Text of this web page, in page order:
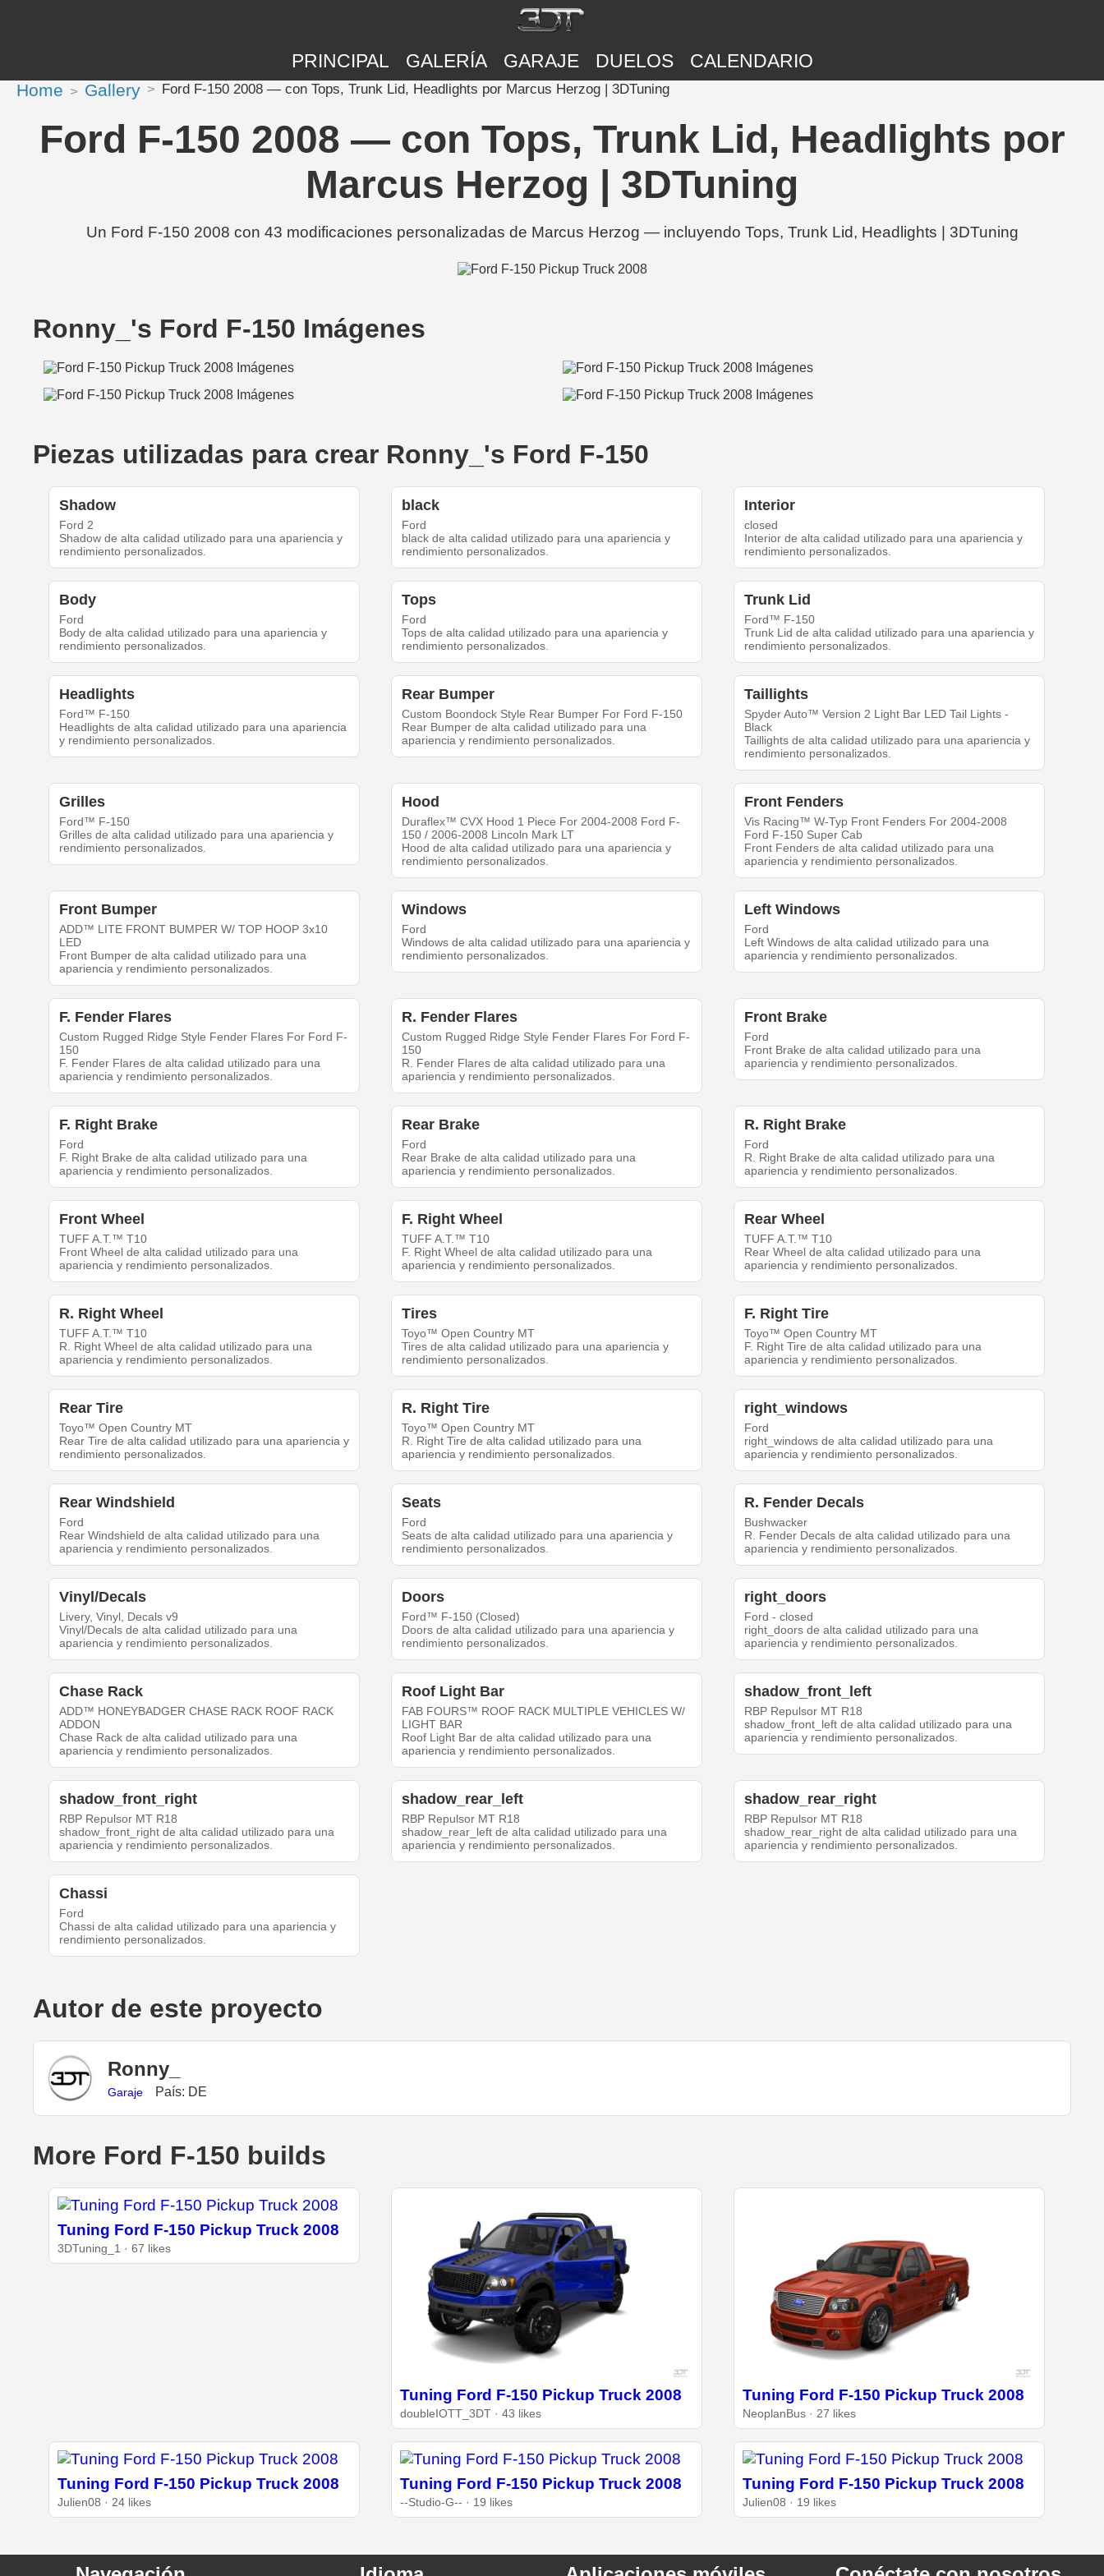
PRINCIPAL GALERÍA GARAJE DUELOS CALENDARIO
Home Gallery Ford F-150 2008 — con Tops, Trunk Lid, Headlights por Marcus Herzog | 3DTuning
Ford F-150 2008 — con Tops, Trunk Lid, Headlights por
Marcus Herzog | 3DTuning
Un Ford F-150 2008 con 43 modificaciones personalizadas de Marcus Herzog — incluyendo Tops, Trunk Lid, Headlights | 3DTuning
Ronny_'s Ford F-150 Imágenes
Piezas utilizadas para crear Ronny_'s Ford F-150
Shadow
Ford 2
Shadow de alta calidad utilizado para una apariencia y
rendimiento personalizados.
black
Ford
black de alta calidad utilizado para una apariencia y
rendimiento personalizados.
Interior
closed
Interior de alta calidad utilizado para una apariencia y
rendimiento personalizados.
Body
Ford
Body de alta calidad utilizado para una apariencia y
rendimiento personalizados.
Tops
Ford
Tops de alta calidad utilizado para una apariencia y
rendimiento personalizados.
Trunk Lid
Ford™ F-150
Trunk Lid de alta calidad utilizado para una apariencia y
rendimiento personalizados.
Headlights
Ford™ F-150
Headlights de alta calidad utilizado para una apariencia
y rendimiento personalizados.
Rear Bumper
Custom Boondock Style Rear Bumper For Ford F-150
Rear Bumper de alta calidad utilizado para una
apariencia y rendimiento personalizados.
Taillights
Spyder Auto™ Version 2 Light Bar LED Tail Lights -
Black
Taillights de alta calidad utilizado para una apariencia y
rendimiento personalizados.
Grilles
Ford™ F-150
Grilles de alta calidad utilizado para una apariencia y
rendimiento personalizados.
Hood
Duraflex™ CVX Hood 1 Piece For 2004-2008 Ford F-
150 / 2006-2008 Lincoln Mark LT
Hood de alta calidad utilizado para una apariencia y
rendimiento personalizados.
Front Fenders
Vis Racing™ W-Typ Front Fenders For 2004-2008
Ford F-150 Super Cab
Front Fenders de alta calidad utilizado para una
apariencia y rendimiento personalizados.
Front Bumper
ADD™ LITE FRONT BUMPER W/ TOP HOOP 3x10
LED
Front Bumper de alta calidad utilizado para una
apariencia y rendimiento personalizados.
Windows
Ford
Windows de alta calidad utilizado para una apariencia y
rendimiento personalizados.
Left Windows
Ford
Left Windows de alta calidad utilizado para una
apariencia y rendimiento personalizados.
F. Fender Flares
Custom Rugged Ridge Style Fender Flares For Ford F-
150
F. Fender Flares de alta calidad utilizado para una
apariencia y rendimiento personalizados.
R. Fender Flares
Custom Rugged Ridge Style Fender Flares For Ford F-
150
R. Fender Flares de alta calidad utilizado para una
apariencia y rendimiento personalizados.
Front Brake
Ford
Front Brake de alta calidad utilizado para una
apariencia y rendimiento personalizados.
F. Right Brake
Ford
F. Right Brake de alta calidad utilizado para una
apariencia y rendimiento personalizados.
Rear Brake
Ford
Rear Brake de alta calidad utilizado para una
apariencia y rendimiento personalizados.
R. Right Brake
Ford
R. Right Brake de alta calidad utilizado para una
apariencia y rendimiento personalizados.
Front Wheel
TUFF A.T.™ T10
Front Wheel de alta calidad utilizado para una
apariencia y rendimiento personalizados.
F. Right Wheel
TUFF A.T.™ T10
F. Right Wheel de alta calidad utilizado para una
apariencia y rendimiento personalizados.
Rear Wheel
TUFF A.T.™ T10
Rear Wheel de alta calidad utilizado para una
apariencia y rendimiento personalizados.
R. Right Wheel
TUFF A.T.™ T10
R. Right Wheel de alta calidad utilizado para una
apariencia y rendimiento personalizados.
Tires
Toyo™ Open Country MT
Tires de alta calidad utilizado para una apariencia y
rendimiento personalizados.
F. Right Tire
Toyo™ Open Country MT
F. Right Tire de alta calidad utilizado para una
apariencia y rendimiento personalizados.
Rear Tire
Toyo™ Open Country MT
Rear Tire de alta calidad utilizado para una apariencia y
rendimiento personalizados.
R. Right Tire
Toyo™ Open Country MT
R. Right Tire de alta calidad utilizado para una
apariencia y rendimiento personalizados.
right_windows
Ford
right_windows de alta calidad utilizado para una
apariencia y rendimiento personalizados.
Rear Windshield
Ford
Rear Windshield de alta calidad utilizado para una
apariencia y rendimiento personalizados.
Seats
Ford
Seats de alta calidad utilizado para una apariencia y
rendimiento personalizados.
R. Fender Decals
Bushwacker
R. Fender Decals de alta calidad utilizado para una
apariencia y rendimiento personalizados.
Vinyl/Decals
Livery, Vinyl, Decals v9
Vinyl/Decals de alta calidad utilizado para una
apariencia y rendimiento personalizados.
Doors
Ford™ F-150 (Closed)
Doors de alta calidad utilizado para una apariencia y
rendimiento personalizados.
right_doors
Ford - closed
right_doors de alta calidad utilizado para una
apariencia y rendimiento personalizados.
Chase Rack
ADD™ HONEYBADGER CHASE RACK ROOF RACK
ADDON
Chase Rack de alta calidad utilizado para una
apariencia y rendimiento personalizados.
Roof Light Bar
FAB FOURS™ ROOF RACK MULTIPLE VEHICLES W/
LIGHT BAR
Roof Light Bar de alta calidad utilizado para una
apariencia y rendimiento personalizados.
shadow_front_left
RBP Repulsor MT R18
shadow_front_left de alta calidad utilizado para una
apariencia y rendimiento personalizados.
shadow_front_right
RBP Repulsor MT R18
shadow_front_right de alta calidad utilizado para una
apariencia y rendimiento personalizados.
shadow_rear_left
RBP Repulsor MT R18
shadow_rear_left de alta calidad utilizado para una
apariencia y rendimiento personalizados.
shadow_rear_right
RBP Repulsor MT R18
shadow_rear_right de alta calidad utilizado para una
apariencia y rendimiento personalizados.
Chassi
Ford
Chassi de alta calidad utilizado para una apariencia y
rendimiento personalizados.
Autor de este proyecto
Ronny_
Garaje País: DE
More Ford F-150 builds
Tuning Ford F-150 Pickup Truck 2008
3DTuning_1 · 67 likes
Tuning Ford F-150 Pickup Truck 2008
doubleIOTT_3DT · 43 likes
Tuning Ford F-150 Pickup Truck 2008
NeoplanBus · 27 likes
Tuning Ford F-150 Pickup Truck 2008
Julien08 · 24 likes
Tuning Ford F-150 Pickup Truck 2008
--Studio-G-- · 19 likes
Tuning Ford F-150 Pickup Truck 2008
Julien08 · 19 likes